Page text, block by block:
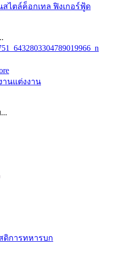
ไตล์ค็อกเทล ฟิงเกอร์ฟู้ด
านแต่งงาน
ดิการทหารบก